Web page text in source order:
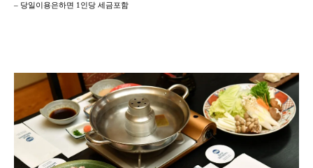
– 당일이용은하면 1인당 세금포함